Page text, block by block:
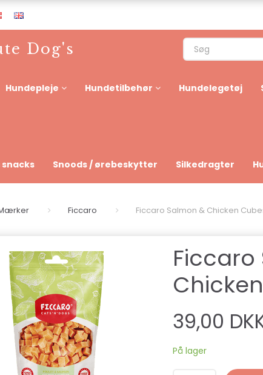
Dog's
Hundepleje Hundetilbehør Hundelegetøj
Snoods / ørebeskytter Silkedragter
Ficcaro Ficcaro Salmon & Chicken
Ficcaro
39,00
På lager